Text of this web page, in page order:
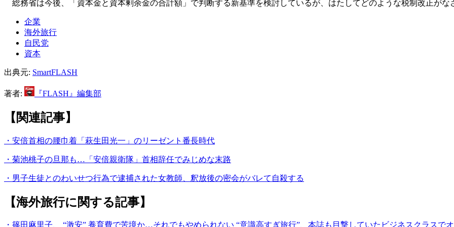
総務省は今後、「資本金と資本剰余金の合計額」で判断する新基準を検討しているが、はたしてどのような税制改正がな
企業
海外旅行
自民党
資本
出典元: SmartFLASH
著者: 『FLASH』編集部
【関連記事】
・安倍首相の腰巾着「萩生田光一」のリーゼント番長時代
・菊池桃子の旦那も…「安倍親衛隊」首相辞任でみじめな末路
・男子生徒とのわいせつ行為で逮捕された女教師、釈放後の密会がバレて自殺する
【海外旅行に関する記事】
・篠田麻里子、 “激安” 養育費で苦境か…それでもやめられない “意識高すぎ旅行”、本誌も目撃していたビジネスクラスで